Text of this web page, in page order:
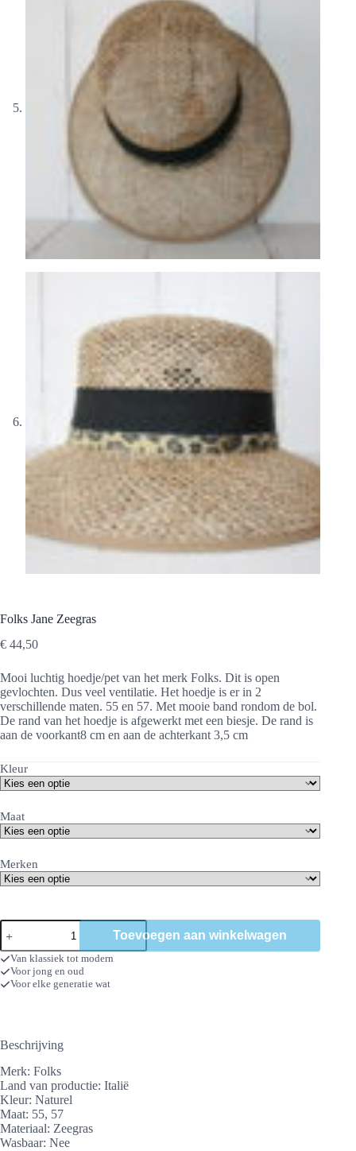
Folks Jane Zeegras
€ 44,50
Mooi luchtig hoedje/pet van het merk Folks. Dit is open
gevlochten. Dus veel ventilatie. Het hoedje is er in 2
verschillende maten. 55 en 57. Met mooie band rondom de bol.
De rand van het hoedje is afgewerkt met een biesje. De rand is
aan de voorkant8 cm en aan de achterkant 3,5 cm
Kleur
Maat
Merken
Folks
Jane
Zeegras
aantal
Toevoegen aan winkelwagen
Van klassiek tot modern
Voor jong en oud
Voor elke generatie wat
Beschrijving
Merk: Folks
Land van productie: Italië
Kleur: Naturel
Maat: 55, 57
Materiaal: Zeegras
Wasbaar: Nee